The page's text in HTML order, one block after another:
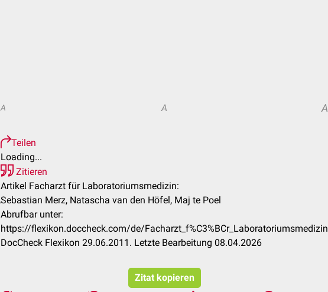
A A A
Teilen
Loading...
Zitieren
Artikel Facharzt für Laboratoriumsmedizin:
Sebastian Merz, Natascha van den Höfel, Maj te Poel
Abrufbar unter:
https://flexikon.doccheck.com/de/Facharzt_f%C3%BCr_Laboratoriumsmedizin
DocCheck Flexikon 29.06.2011. Letzte Bearbeitung 08.04.2026
Zitat kopieren